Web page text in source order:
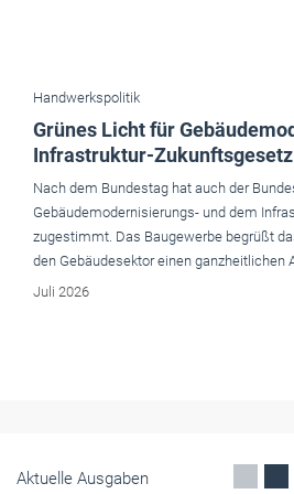
Handwerkspolitik
Grünes Licht für
Infrastruktur-Zukunftsgesetz
Nach dem Bundestag hat auch der
Gebäudemodernisierungs- und dem
zugestimmt. Das Baugewerbe begrüßt
den Gebäudesektor einen ganzheitlichen
Juli 2026
Aktuelle Ausgaben